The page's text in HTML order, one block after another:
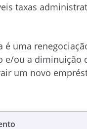
taxas
uma
ou a
um novo